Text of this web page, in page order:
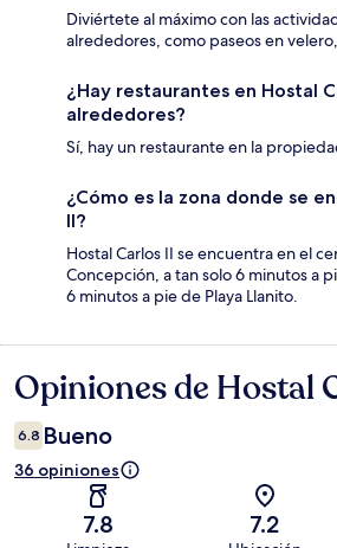
Diviértete al máximo con las
alrededores, como paseos en
¿Hay restaurantes en Hostal
alrededores?
Sí, hay un restaurante en la
¿Cómo es la zona donde se
II?
Hostal Carlos II se encuentra en el
Concepción, a tan solo 6 minutos a
6 minutos a pie de Playa Llanito.
Opiniones
Opiniones de Hostal
6.8 Bueno
36 opiniones
7.8 7.2